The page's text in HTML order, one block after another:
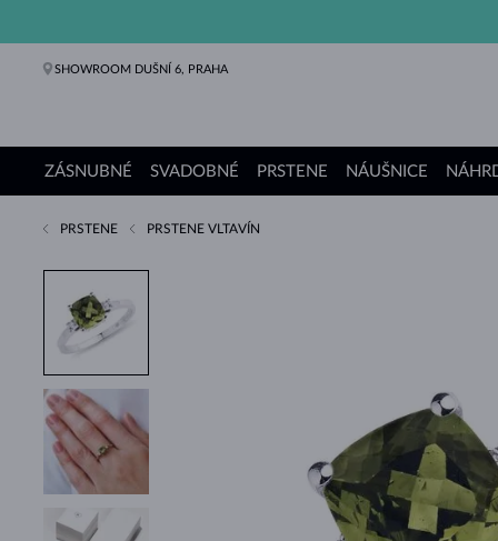
SHOWROOM DUŠNÍ 6, PRAHA
ZÁSNUBNÉ
Zásnubné prstene
SVADOBNÉ
Svadobné obrúčky
PRSTENE
Prstene
NÁUŠNICE
Náušnice
Náhrdelníky
Náramky
Perly
Šperky
Darčeky
Kolekcie KLENOTA
PRSTENE PRSTENE VLTAVÍN